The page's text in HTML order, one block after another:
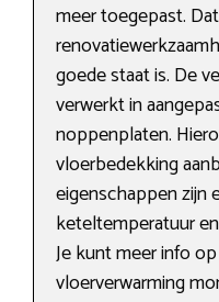
meer toegepast.
goede staat is. De
verwerkt in
noppenplaten.
vloerbedekking
eigenschappen zijn
keteltemperatuur
Je kunt meer info
vloerverwarming